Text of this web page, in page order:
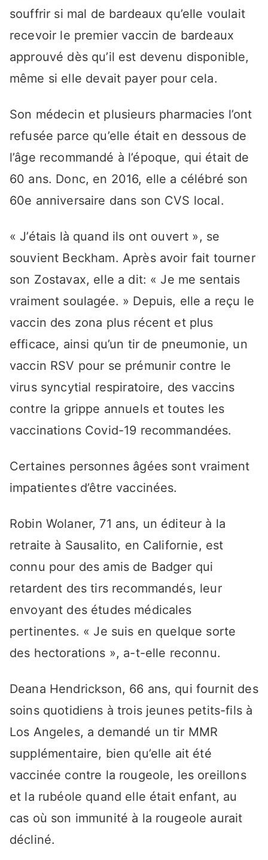
souffrir si mal de bardeaux qu’elle voulait
recevoir le premier vaccin de bardeaux
approuvé dès qu’il est devenu disponible,
même si elle devait payer pour cela.
Son médecin et plusieurs pharmacies l’ont
refusée parce qu’elle était en dessous de
l’âge recommandé à l’époque, qui était de
60 ans. Donc, en 2016, elle a célébré son
60e anniversaire dans son CVS local.
« J’étais là quand ils ont ouvert », se
souvient Beckham. Après avoir fait tourner
son Zostavax, elle a dit: « Je me sentais
vraiment soulagée. » Depuis, elle a reçu le
vaccin des zona plus récent et plus
efficace, ainsi qu’un tir de pneumonie, un
vaccin RSV pour se prémunir contre le
virus syncytial respiratoire, des vaccins
contre la grippe annuels et toutes les
vaccinations Covid-19 recommandées.
Certaines personnes âgées sont vraiment
impatientes d’être vaccinées.
Robin Wolaner, 71 ans, un éditeur à la
retraite à Sausalito, en Californie, est
connu pour des amis de Badger qui
retardent des tirs recommandés, leur
envoyant des études médicales
pertinentes. « Je suis en quelque sorte
des hectorations », a-t-elle reconnu.
Deana Hendrickson, 66 ans, qui fournit des
soins quotidiens à trois jeunes petits-fils à
Los Angeles, a demandé un tir MMR
supplémentaire, bien qu’elle ait été
vaccinée contre la rougeole, les oreillons
et la rubéole quand elle était enfant, au
cas où son immunité à la rougeole aurait
décliné.